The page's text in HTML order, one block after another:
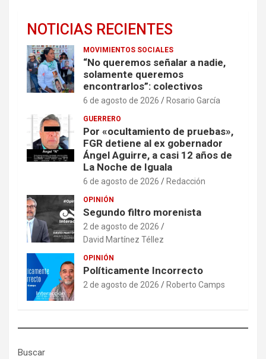
NOTICIAS RECIENTES
MOVIMIENTOS SOCIALES
“No queremos señalar a nadie,
solamente queremos
encontrarlos”: colectivos
6 de agosto de 2026 Rosario García
GUERRERO
Por «ocultamiento de pruebas»,
FGR detiene al ex gobernador
Ángel Aguirre, a casi 12 años de
La Noche de Iguala
6 de agosto de 2026 Redacción
OPINIÓN
Segundo filtro morenista
2 de agosto de 2026
David Martínez Téllez
OPINIÓN
Políticamente Incorrecto
2 de agosto de 2026 Roberto Camps
Buscar